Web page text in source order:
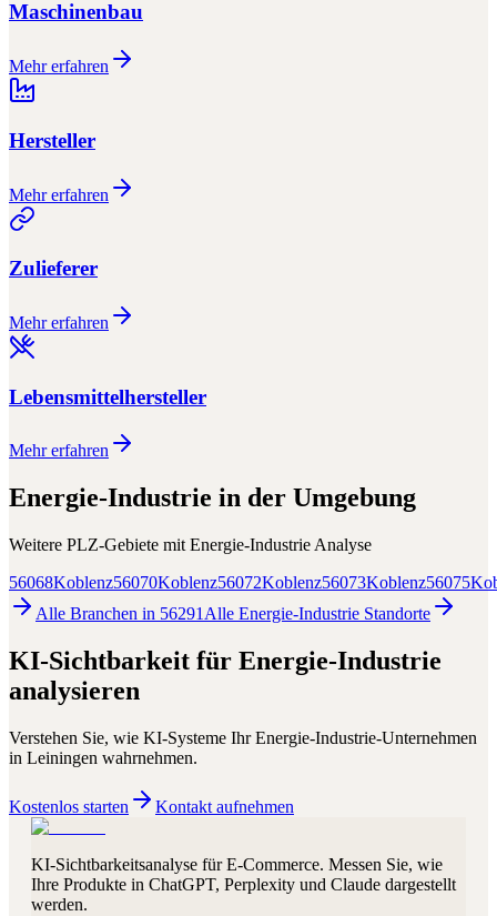
Maschinenbau
Mehr erfahren
Hersteller
Mehr erfahren
Zulieferer
Mehr erfahren
Lebensmittelhersteller
Mehr erfahren
Energie-Industrie in der Umgebung
Weitere PLZ-Gebiete mit Energie-Industrie Analyse
56068Koblenz56070Koblenz56072Koblenz56073Koblenz56075
Alle Branchen in 56291 Alle Energie-Industrie Standorte
KI-Sichtbarkeit für Energie-Industrie
analysieren
Verstehen Sie, wie KI-Systeme IhrEnergie-Industrie-Unternehmen
in Leiningen wahrnehmen.
Kostenlos starten Kontakt aufnehmen
KI-Sichtbarkeitsanalyse für E-Commerce. Messen Sie, wie
Ihre Produkte in ChatGPT, Perplexity und Claude dargestellt
werden.